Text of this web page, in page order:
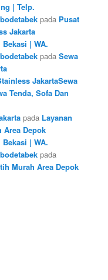
| Telp.
pada Pusat
Jakarta
| WA.
padaSewa
JakartaSewa
Tenda, Sofa Dan
pada Layanan
Area Depok
| WA.
pada
Murah Area Depok